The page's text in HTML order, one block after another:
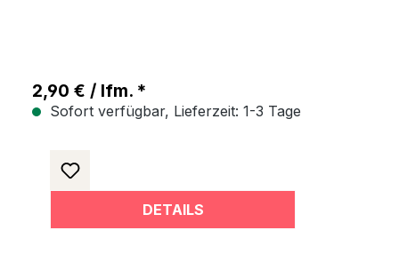
2,90 € / lfm. *
Sofort verfügbar, Lieferzeit: 1-3 Tage
DETAILS